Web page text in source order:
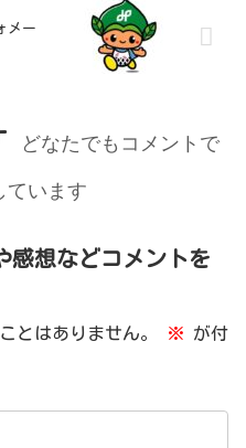
メー
どなたでもコメントで
ています
感想などコメントを
とはありません。 ※ が付